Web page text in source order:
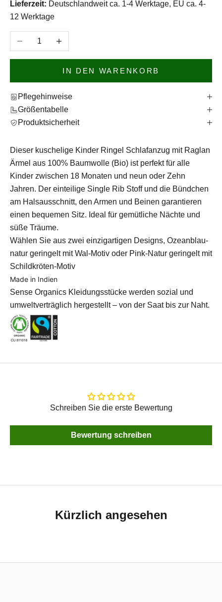
Lieferzeit: Deutschlandweit ca. 1-4 Werktage, EU ca. 4-
12 Werktage
Anzahl verringernAnzahl erhöhen
IN DEN WARENKORB
Pflegehinweise
Größentabelle
Produktsicherheit
Dieser kuschelige Kinder Ringel Schlafanzug mit Raglan
Ärmel aus 100% Baumwolle (Bio) ist perfekt für alle
Kinder zwischen 18 Monaten und neun oder Zehn
Jahren. Der einteilige Single Rib Stoff und die Bündchen
am Halsausschnitt, den Armen und Beinen garantieren
einen bequemen Sitz. Ideal für gemütliche Nächte und
süße Träume.
Wählen Sie aus zwei einzigartigen Designs, Ozeanblau-
natur geringelt mit Wal-Motiv oder Pink-Natur geringelt mit
Schildkröten-Motiv
Made in Indien
Sense Organics Kleidungsstücke werden sozial und
umweltverträglich hergestellt – von der Saat bis zur Naht.
Schreiben Sie die erste Bewertung
Bewertung schreiben
Kürzlich angesehen